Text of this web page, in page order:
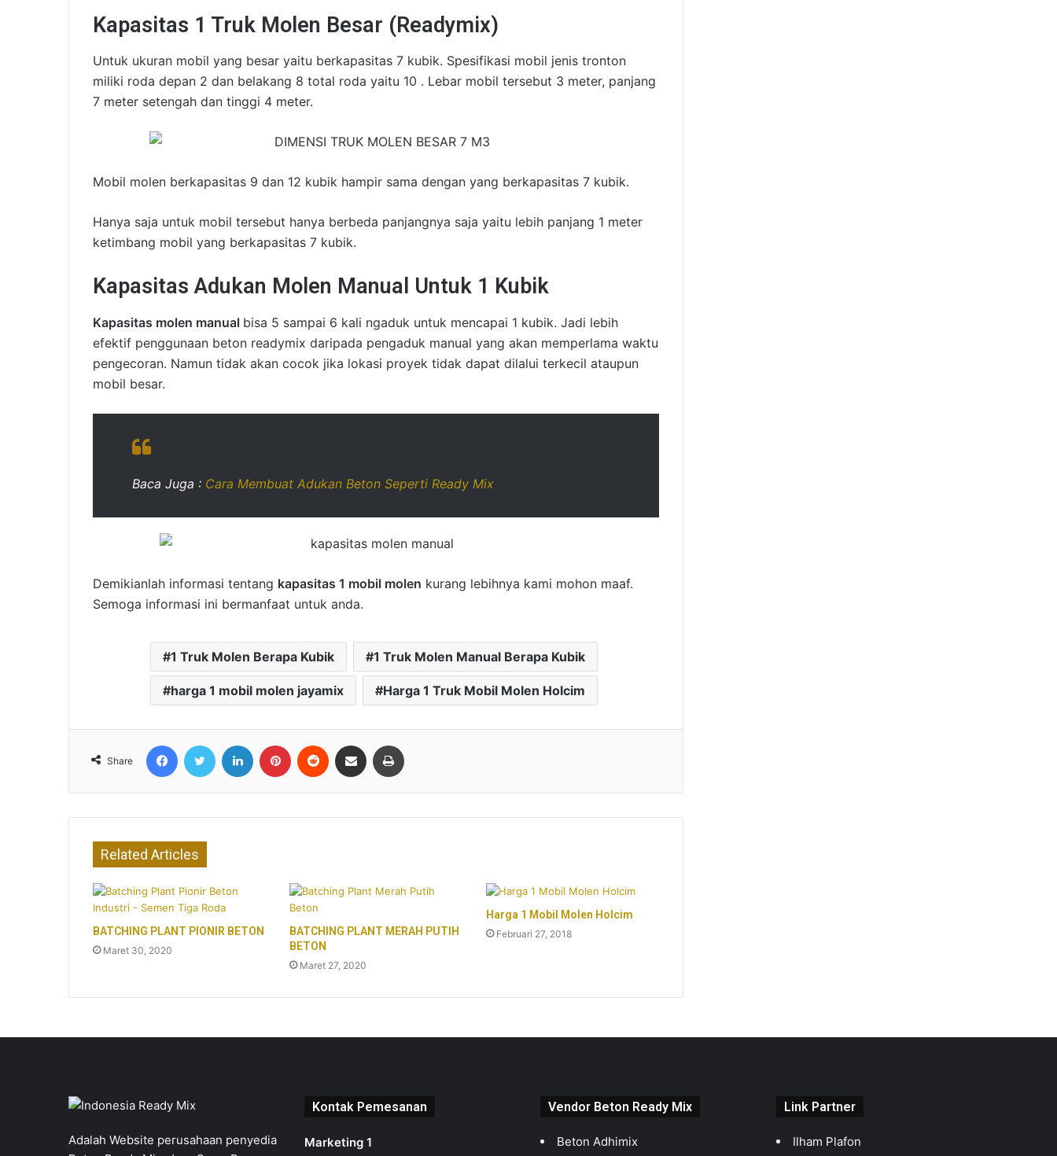
Kapasitas 1 Truk Molen Besar (Readymix)
Untuk ukuran mobil yang besar yaitu berkapasitas 7 kubik. Spesifikasi mobil jenis tronton
miliki roda depan 2 dan belakang 8 total roda yaitu 10 . Lebar mobil tersebut 3 meter, panjang
7 meter setengah dan tinggi 4 meter.
Mobil molen berkapasitas 9 dan 12 kubik hampir sama dengan yang berkapasitas 7 kubik.
Hanya saja untuk mobil tersebut hanya berbeda panjangnya saja yaitu lebih panjang 1 meter
ketimbang mobil yang berkapasitas 7 kubik.
Kapasitas Adukan Molen Manual Untuk 1 Kubik
Kapasitas molen manual bisa 5 sampai 6 kali ngaduk untuk mencapai 1 kubik. Jadi lebih
efektif penggunaan beton readymix daripada pengaduk manual yang akan memperlama waktu
pengecoran. Namun tidak akan cocok jika lokasi proyek tidak dapat dilalui terkecil ataupun
mobil besar.
Baca Juga : Cara Membuat Adukan Beton Seperti Ready Mix
Demikianlah informasi tentang kapasitas 1 mobil molen kurang lebihnya kami mohon maaf.
Semoga informasi ini bermanfaat untuk anda.
1 Truk Molen Berapa Kubik 1 Truk Molen Manual Berapa Kubik
harga 1 mobil molen jayamix Harga 1 Truk Mobil Molen Holcim
Share
FacebookTwitter LinkedIn Pinterest Reddit Share via Email
Related Articles
BATCHING PLANT PIONIR BETON
Maret 30, 2020
BATCHING PLANT MERAH PUTIH
BETON
Maret 27, 2020
Harga 1 Mobil Molen Holcim
Februari 27, 2018
Adalah Website perusahaan penyedia
Kontak Pemesanan
Marketing 1
Vendor Beton Ready Mix
Beton Adhimix
Link Partner
Ilham Plafon